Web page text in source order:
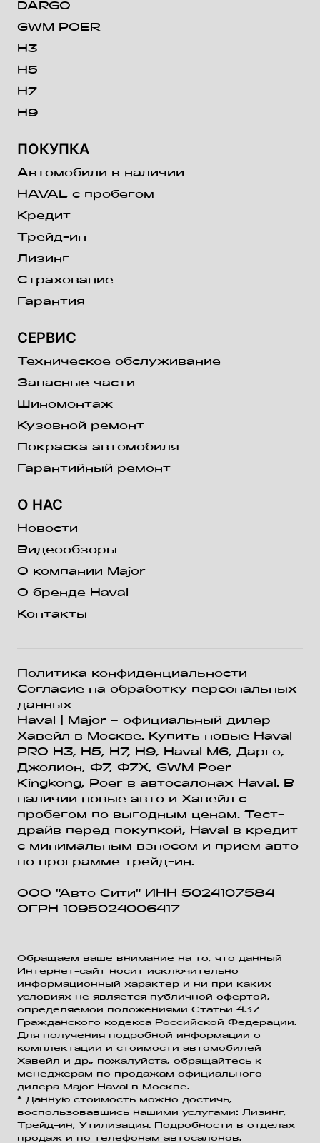
DARGO
GWM POER
H3
H5
H7
H9
ПОКУПКА
Автомобили в наличии
HAVAL с пробегом
Кредит
Трейд-ин
Лизинг
Страхование
Гарантия
СЕРВИС
Техническое обслуживание
Запасные части
Шиномонтаж
Кузовной ремонт
Покраска автомобиля
Гарантийный ремонт
О НАС
Новости
Видеообзоры
О компании Major
О бренде Haval
Контакты
Политика конфиденциальности
Согласие на обработку персональных
данных
Haval
| Major – официальный дилер
Хавейл в Москве. Купить новые Haval
PRO H3, Н5, H7, Н9, Haval М6, Дарго,
Джолион, Ф7, Ф7Х, GWM Poer
Kingkong, Poer в автосалонах Haval. В
наличии новые авто и Хавейл с
пробегом по выгодным ценам. Тест-
драйв перед покупкой, Haval в кредит
с минимальным взносом и прием авто
по программе трейд-ин.
ООО "Авто Сити" ИНН 5024107584
ОГРН 1095024006417
Обращаем ваше внимание на то, что данный
Интернет-сайт носит исключительно
информационный характер и ни при каких
условиях не является публичной офертой,
определяемой положениями Статьи 437
Гражданского кодекса Российской Федерации.
Для получения подробной информации о
комплектации и стоимости автомобилей
Хавейл и др., пожалуйста, обращайтесь к
менеджерам по продажам официального
дилера Major Haval в Москве.
* Данную стоимость можно достичь,
воспользовавшись нашими услугами: Лизинг,
Трейд-ин, Утилизация. Подробности в отделах
продаж и по телефонам автосалонов.